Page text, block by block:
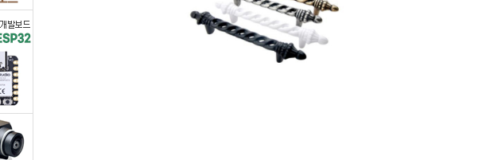
/
화
학/
산